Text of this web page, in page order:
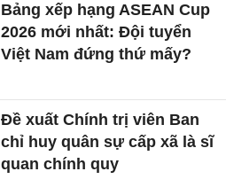
Bảng xếp hạng ASEAN Cup
2026 mới nhất: Đội tuyển
Việt Nam đứng thứ mấy?
Đề xuất Chính trị viên Ban
chỉ huy quân sự cấp xã là sĩ
quan chính quy